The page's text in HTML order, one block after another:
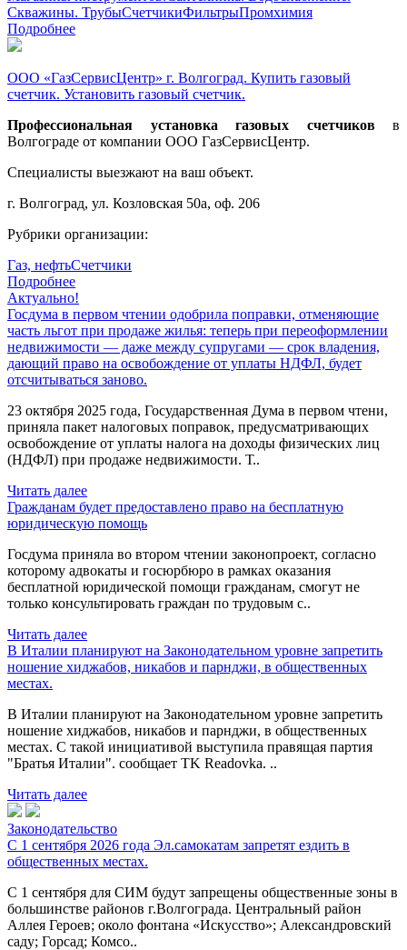
Скважины. ТрубыСчетчикиФильтрыПромхимия
Подробнее
ООО «ГазСервисЦентр» г. Волгоград. Купить газовый
счетчик. Установить газовый счетчик.
Профессиональная установка газовых счетчиковв
Волгограде от компании ООО ГазСервисЦентр.
Специалисты выезжают на ваш объект.
г. Волгоград, ул. Козловская 50а, оф. 206
Рубрики организации:
Газ, нефтьСчетчики
Подробнее
Актуально!
Госдума в первом чтении одобрила поправки, отменяющие
часть льгот при продаже жилья: теперь при переоформлении
недвижимости — даже между супругами — срок владения,
дающий право на освобождение от уплаты НДФЛ, будет
отсчитываться заново.
23 октября 2025 года, Государственная Дума в первом чтени,
приняла пакет налоговых поправок, предусматривающих
освобождение от уплаты налога на доходы физических лиц
(НДФЛ) при продаже недвижимости. Т..
Читать далее
Гражданам будет предоставлено право на бесплатную
юридическую помощь
Госдума приняла во втором чтении законопроект, согласно
которому адвокаты и госюрбюро в рамках оказания
бесплатной юридической помощи гражданам, смогут не
только консультировать граждан по трудовым с..
Читать далее
В Италии планируют на Законодательном уровне запретить
ношение хиджабов, никабов и парнджи, в общественных
местах.
В Италии планируют на Законодательном уровне запретить
ношение хиджабов, никабов и парнджи, в общественных
местах. С такой инициативой выступила правящая партия
"Братья Италии". сообщает TK Readovka. ..
Читать далее
Законодательство
С 1 сентября 2026 года Эл.самокатам запретят ездить в
общественных местах.
С 1 сентября для СИМ будут запрещены общественные зоны в
большинстве районов г.Волгограда. Центральный район
Аллея Героев; около фонтана «Искусство»; Александровский
саду; Горсад; Комсо..